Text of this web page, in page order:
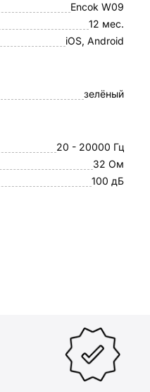
Encok W09
12 мес.
iOS, Android
зелёный
20 - 20000 Гц
32 Ом
100 дБ